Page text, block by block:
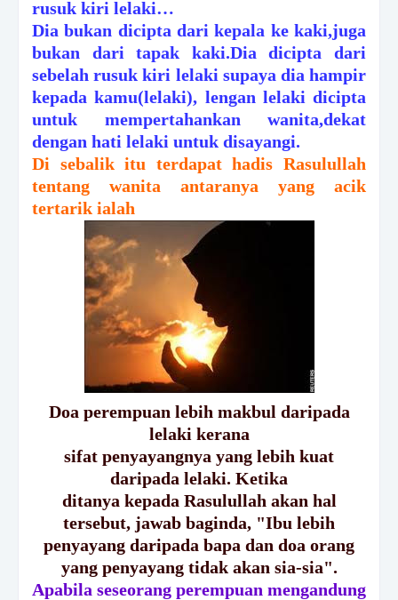
rusuk kiri lelaki…
Dia bukan dicipta dari kepala ke kaki,juga
bukan dari tapak kaki.Dia dicipta dari
sebelah rusuk kiri lelaki supaya dia hampir
kepada kamu(lelaki), lengan lelaki dicipta
untuk mempertahankan wanita,dekat
dengan hati lelaki untuk disayangi.
Di sebalik itu terdapat hadis Rasulullah
tentang wanita antaranya yang acik
tertarik ialah
Doa perempuan lebih makbul daripada
lelaki kerana
sifat penyayangnya yang lebih kuat
daripada lelaki. Ketika
ditanya kepada Rasulullah akan hal
tersebut, jawab baginda, "Ibu lebih
penyayang daripada bapa dan doa orang
yang penyayang tidak akan sia-sia".
Apabila seseorang perempuan mengandung